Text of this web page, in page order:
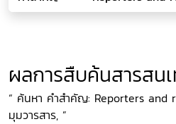
ผลการสืบค้นสารสน
“ ค้นหา คำสำคัญ: Reporters and
มุมวารสาร, ”